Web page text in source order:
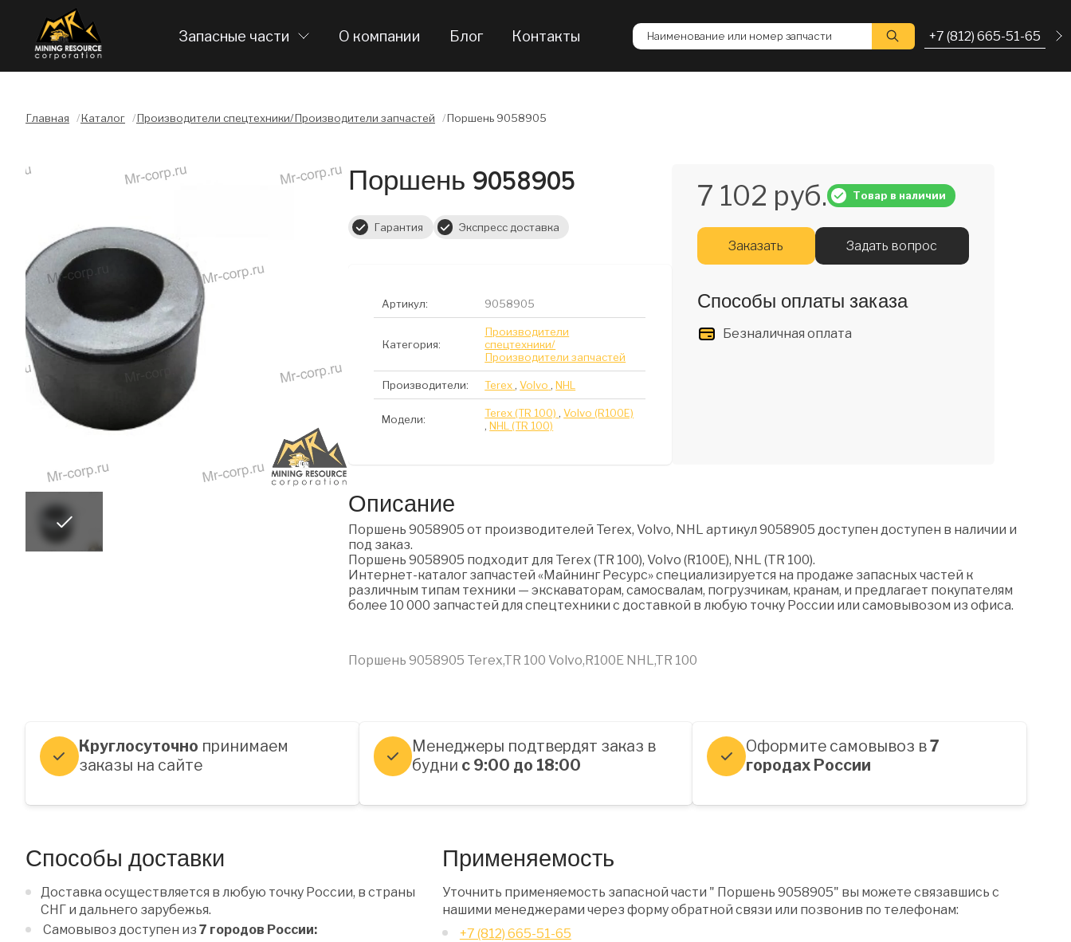
Запасные части О компании Блог Контакты Наименование или номер запчасти +7 (812) 665-51-65
Главная /Каталог /Производители спецтехники/Производители запчастей /Поршень 9058905
Слайдшоу Поршень 9058905
Гарантия Экспресс доставка
Артикул: 9058905
Категория:
Производители
спецтехники/
Производители запчастей
Производители: Terex ,Volvo ,NHL
Модели: Terex (TR 100) ,Volvo (R100E)
,NHL (TR 100)
7 102 руб. Товар в наличии
Заказать Задать вопрос
Способы оплаты заказа
Безналичная оплата
Описание
Поршень 9058905 от производителей Terex, Volvo, NHL артикул 9058905 доступен доступен в наличии и
под заказ.
Поршень 9058905 подходит для Terex (TR 100), Volvo (R100E), NHL (TR 100).
Интернет-каталог запчастей «Майнинг Ресурс» специализируется на продаже запасных частей к
различным типам техники — экскаваторам, самосвалам, погрузчикам, кранам, и предлагает покупателям
более 10 000 запчастей для спецтехники с доставкой в любую точку России или самовывозом из офиса.
Поршень 9058905 Terex,TR 100 Volvo,R100E NHL,TR 100
Круглосуточно принимаем
заказы на сайте
Менеджеры подтвердят заказ в
будни с 9:00 до 18:00
Оформите самовывоз в7
городах России
Способы доставки
Доставка осуществляется в любую точку России, в страны
СНГ и дальнего зарубежья.
Самовывоз доступен из 7 городов России:
Применяемость
Уточнить применяемость запасной части " Поршень 9058905" вы можете связавшись с
нашими менеджерами через форму обратной связи или позвонив по телефонам:
+7 (812) 665-51-65